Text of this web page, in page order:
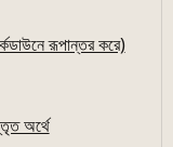
রূপান্তর করে)
অর্থে